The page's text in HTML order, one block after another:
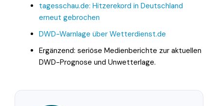
tagesschau.de: Hitzerekord in Deutschland
erneut gebrochen
DWD-Warnlage über Wetterdienst.de
Ergänzend: seriöse Medienberichte zur aktuellen
DWD-Prognose und Unwetterlage.